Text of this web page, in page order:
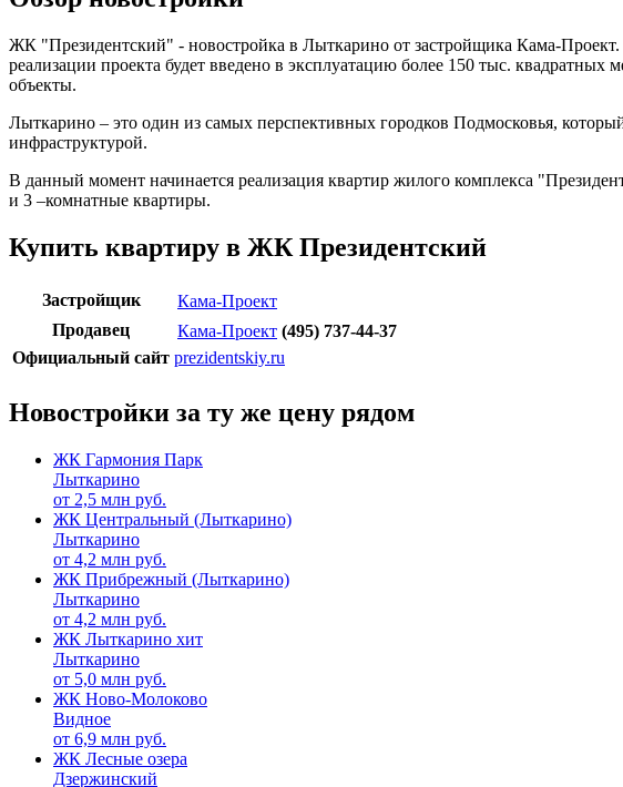
ЖК "Президентский" - новостройка в Лыткарино от застройщика Кама-Проект.
реализации проекта будет введено в эксплуатацию более 150 тыс.
объекты.
Лыткарино – это один из самых перспективных городков Подмосковья,
инфраструктурой.
В данный момент начинается реализация квартир жилого комплекса
и 3 –комнатные квартиры.
Купить квартиру в ЖК Президентский
Застройщик
Кама-Проект
Продавец
Кама-Проект (495) 737-44-37
Официальный сайт prezidentskiy.ru
Новостройки за ту же цену рядом
ЖК Гармония Парк
Лыткарино
от 2,5 млн руб.
ЖК Центральный (Лыткарино)
Лыткарино
от 4,2 млн руб.
ЖК Прибрежный (Лыткарино)
Лыткарино
от 4,2 млн руб.
ЖК Лыткарино хит
Лыткарино
от 5,0 млн руб.
ЖК Ново-Молоково
Видное
от 6,9 млн руб.
ЖК Лесные озера
Дзержинский